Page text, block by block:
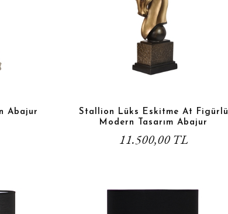
Abajur
Stallion Lüks Eskitme At Figürlü
Modern Tasarım Abajur
11.500,00 TL